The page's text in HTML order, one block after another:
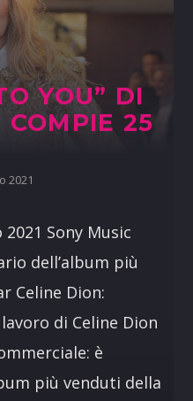
YOU” DI
COMPIE 25
2021
Sony Music
dell’album più
Celine Dion:
lavoro di Celine Dion
è
più venduti della